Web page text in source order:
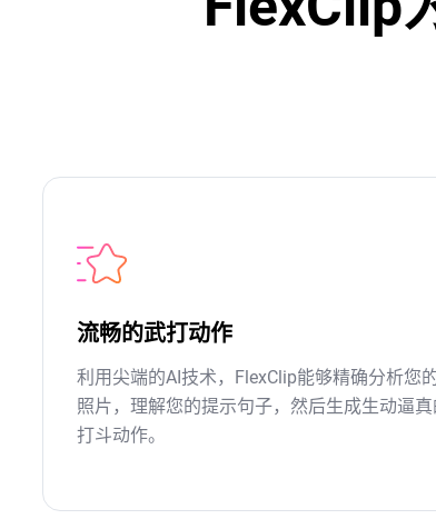
流畅的武打动作
利用尖端的AI技术，FlexClip能够精确分析您
照片，理解您的提示句子，然后生成生动逼真
打斗动作。